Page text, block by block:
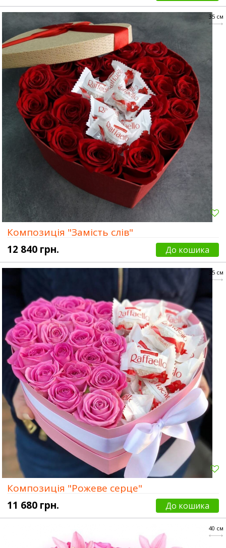
35 см
Композиція "Замість слів"
12 840 грн.
До кошика
35 см
Композиція "Рожеве серце"
11 680 грн.
До кошика
40 см